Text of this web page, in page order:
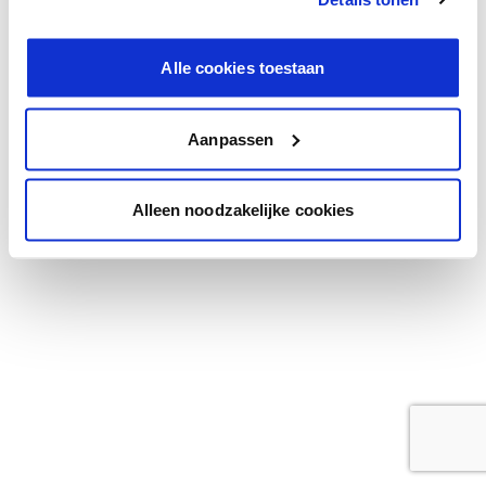
Alle cookies toestaan
Aanpassen
Alleen noodzakelijke cookies
browser console for more information).